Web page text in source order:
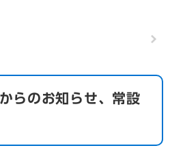
らのお知らせ、常設